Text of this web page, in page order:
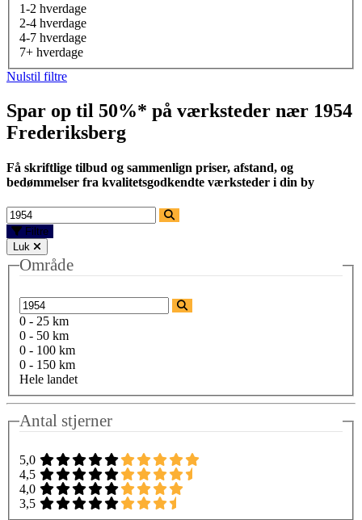
1-2 hverdage
2-4 hverdage
4-7 hverdage
7+ hverdage
Nulstil filtre
Spar op til 50%* på værksteder nær 1954
Frederiksberg
Få skriftlige tilbud og sammenlign priser, afstand, og
bedømmelser fra kvalitetsgodkendte værksteder i din by
Filtre
Luk
Område
0 - 25 km
0 - 50 km
0 - 100 km
0 - 150 km
Hele landet
Antal stjerner
5,0
4,5
4,0
3,5